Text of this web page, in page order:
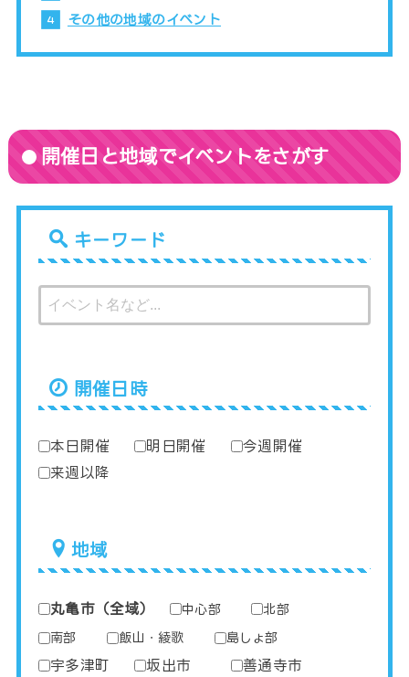
その他の地域のイベント
開催日と地域でイベントをさがす
キーワード
開催日時
本日開催 明日開催
今週開催
来週以降
地域
丸亀市（全域） 中心部 北部
南部 飯山・綾歌 島しょ部
宇多津町 坂出市
善通寺市